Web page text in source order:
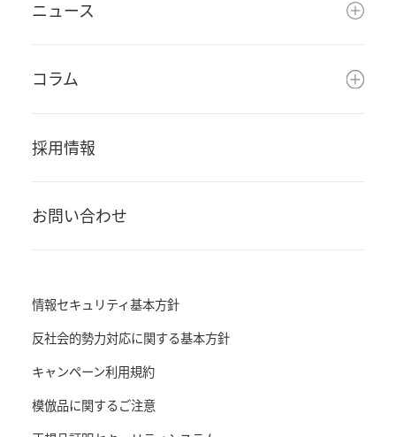
ニュース
コラム
採用情報
お問い合わせ
情報セキュリティ基本方針
反社会的勢力対応に関する基本方針
キャンペーン利用規約
模倣品に関するご注意